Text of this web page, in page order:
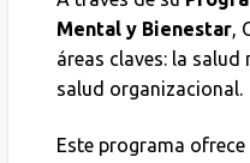
Mental y Bienestar,
áreas claves: la
salud organizacional.
Este programa